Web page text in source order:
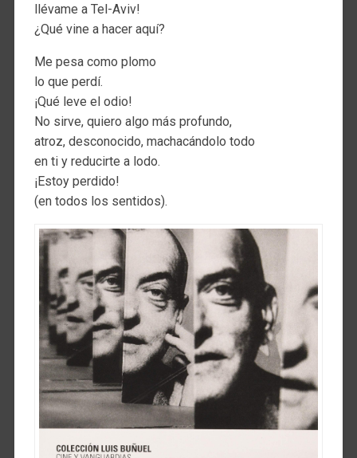
llévame a Tel-Aviv!
¿Qué vine a hacer aquí?
Me pesa como plomo
lo que perdí.
¡Qué leve el odio!
No sirve, quiero algo más profundo,
atroz, desconocido, machacándolo todo
en ti y reducirte a lodo.
¡Estoy perdido!
(en todos los sentidos).